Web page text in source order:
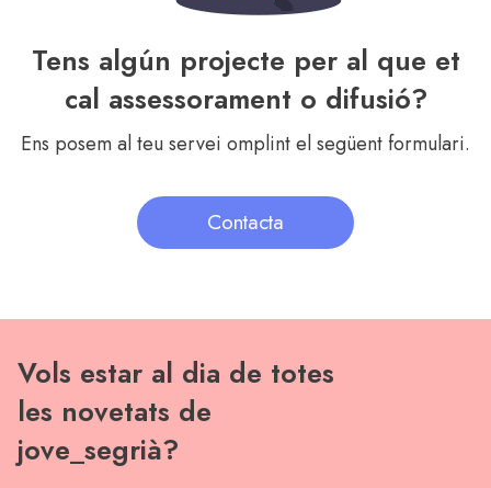
Tens algún projecte per al que et
cal assessorament o difusió?
Ens posem al teu servei omplint el següent formulari.
Contacta
Vols estar al dia de totes
les novetats de
jove_segrià?